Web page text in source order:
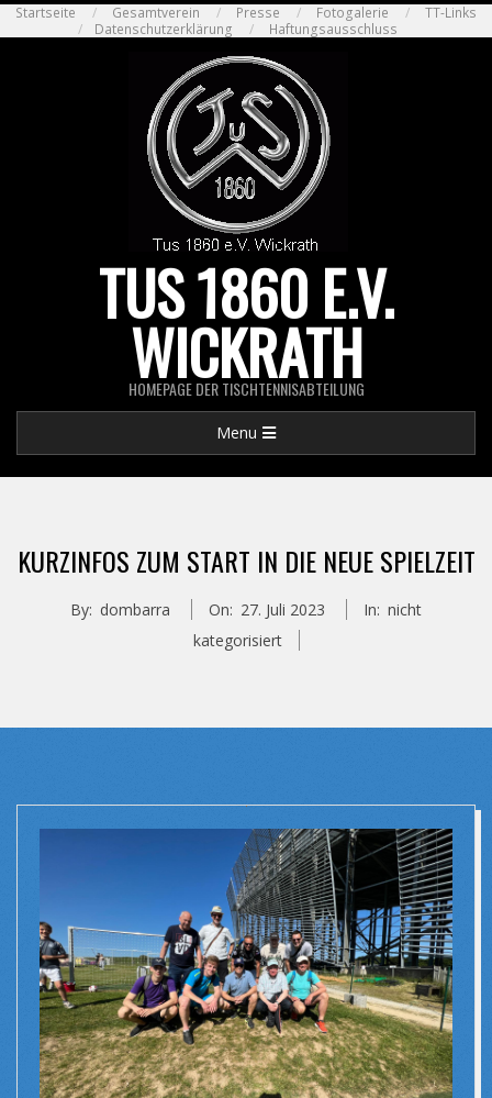
Skip
to
Startseite Gesamtverein Presse Fotogalerie
TT-Links
Datenschutzerklärung
Haftungsausschluss
TUS 1860 E.V.
WICKRATH
HOMEPAGE DER TISCHTENNISABTEILUNG
Navigation
Menu
KURZINFOS ZUM START IN DIE NEUE SPIELZEIT
By: dombarra On: 27. Juli 2023 In: nicht
kategorisiert